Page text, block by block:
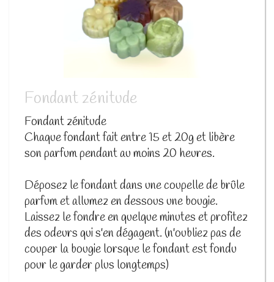
Fondant zénitude
Fondant zénitude
Chaque fondant fait entre 15 et 20g et libère
son parfum pendant au moins 20 heures.
Déposez le fondant dans une coupelle de brûle
parfum et allumez en dessous une bougie.
Laissez le fondre en quelque minutes et profitez
des odeurs qui s'en dégagent. (n'oubliez pas de
couper la bougie lorsque le fondant est fondu
pour le garder plus longtemps)